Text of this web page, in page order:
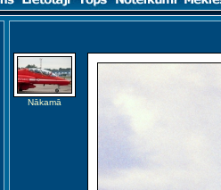
Nākamā